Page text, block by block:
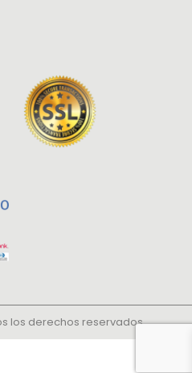
los derechos reservados.